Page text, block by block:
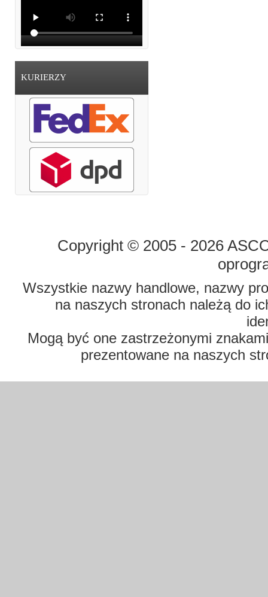
KURIERZY
Copyright © 2005 - 2026
Wszystkie nazwy handlowe, nazwy
na naszych stronach należą do
Mogą być one zastrzeżonymi
prezentowane na naszych